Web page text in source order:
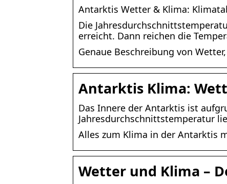
Antarktis Wetter & Klima:
Die
erreicht. Dann reichen die
Genaue Beschreibung von
Antarktis Klima:
Das Innere der Antarktis ist
Jahresdurchschnittstemperatur
Alles zum Klima in der Antarktis
Wetter und Klima –